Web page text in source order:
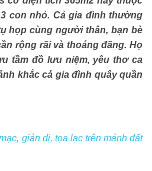
con nhỏ. Cả gia đình thường
họp cùng người thân, bạn bè
rộng rãi và thoáng đãng. Họ
tầm đồ lưu niệm, yêu thơ ca
khắc cả gia đình quây quần
giản dị, tọa lạc trên mảnh đất